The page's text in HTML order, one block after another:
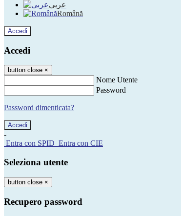
عربى
Română
Accedi
Accedi
button close ×
Nome Utente
Password
Password dimenticata?
-
Entra con SPID Entra con CIE
Seleziona utente
button close ×
Recupero password